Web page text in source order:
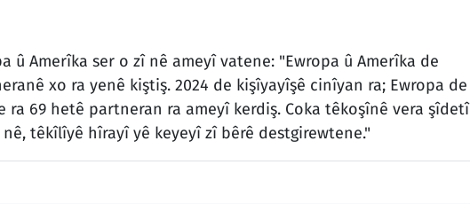
û Amerîka ser o zî nê ameyî vatene: "Ewropa û Amerîka de
xo ra yenê kiştiş. 2024 de kişîyayîşê cinîyan ra; Ewropa de
ra 69 hetê partneran ra ameyî kerdiş. Coka têkoşînê vera şîdetî
têkîlîyê hîrayî yê keyeyî zî bêrê destgirewtene."